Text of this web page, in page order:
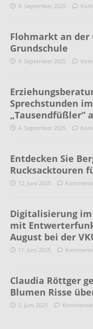
9. September 2025
Flohmarkt an
Grundschule
9. September 2025
Sprechstunden
„Tausendfüßler“
4. September 2025
Entdecken Sie
Rucksacktouren
12. Juni 2025
Digitalisierung
mit
August bei der
11. Juni 2025
Claudia Röttger
Blumen Risse
5. Juni 2025